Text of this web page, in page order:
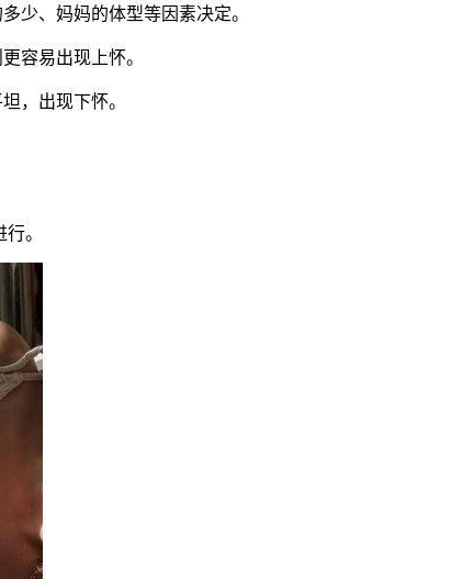
少、妈妈的体型等因素决定。
容易出现上怀。
，出现下怀。
。